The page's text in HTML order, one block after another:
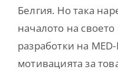
Белгия. Но така
началото на
разработки на
мотивацията за